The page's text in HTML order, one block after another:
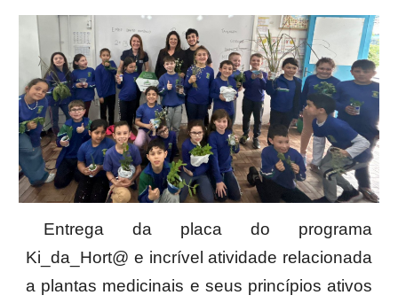
Entrega da placa do programa
Ki_da_Hort@ e incrível atividade relacionada
a plantas medicinais e seus princípios ativos